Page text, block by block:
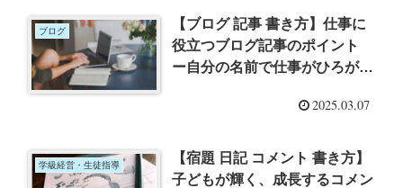
ブログ
【ブログ 記事 書き方】仕事に
役立つブログ記事のポイント
ー自分の名前で仕事がひろがる
科書（徳力基彦）を読んでー
2025.03.07
学級経営・生徒指導
【宿題 日記 コメント 書き方】
子どもが輝く、成長するコメン